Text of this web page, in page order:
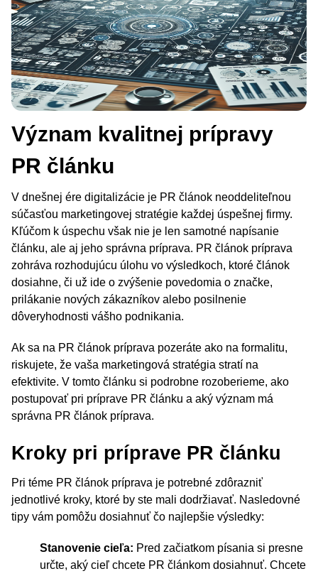
Význam kvalitnej prípravy
PR článku
V dnešnej ére digitalizácie je PR článok neoddeliteľnou
súčasťou marketingovej stratégie každej úspešnej firmy.
Kľúčom k úspechu však nie je len samotné napísanie
článku, ale aj jeho správna príprava. PR článok príprava
zohráva rozhodujúcu úlohu vo výsledkoch, ktoré článok
dosiahne, či už ide o zvýšenie povedomia o značke,
prilákanie nových zákazníkov alebo posilnenie
dôveryhodnosti vášho podnikania.
Ak sa na PR článok príprava pozeráte ako na formalitu,
riskujete, že vaša marketingová stratégia stratí na
efektivite. V tomto článku si podrobne rozoberieme, ako
postupovať pri príprave PR článku a aký význam má
správna PR článok príprava.
Kroky pri príprave PR článku
Pri téme PR článok príprava je potrebné zdôrazniť
jednotlivé kroky, ktoré by ste mali dodržiavať. Nasledovné
tipy vám pomôžu dosiahnuť čo najlepšie výsledky:
Stanovenie cieľa: Pred začiatkom písania si presne
určte, aký cieľ chcete PR článkom dosiahnuť. Chcete